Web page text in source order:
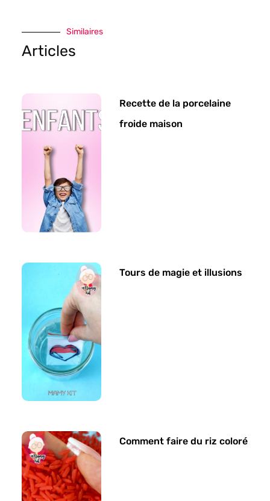
Similaires
Articles
Recette de la porcelaine
froide maison
Tours de magie et illusions
Comment faire du riz coloré